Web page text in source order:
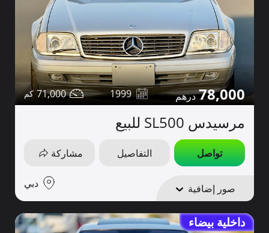
78,000
1999
71,000
مرسيدس SL500 للبيع
تواصل التفاصيل مشاركة
صور إضافية دبي
داخلية بيضاء